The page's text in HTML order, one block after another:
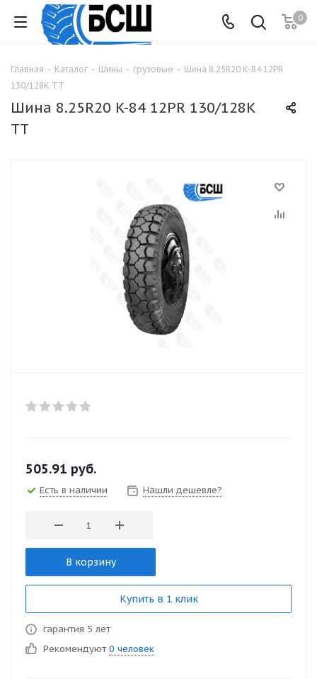
0
Главная - Каталог - Шины - грузовые - Шина 8.25R20 K-84 12PR
130/128К TT
Шина 8.25R20 K-84 12PR 130/128К
TT
505.91 руб.
Есть в наличии Нашли дешевле?
В корзину
Купить в 1 клик
гарантия 5 лет
Рекомендуют 0 человек